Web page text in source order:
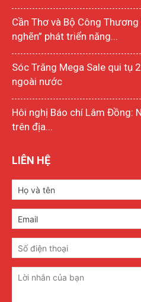
Cần Thơ và Bộ Công
nghẽn” phát triển năng...
Sóc Trăng Mega Sale qui tụ
ngoài nước
Hôi nghị Báo chí Lâm Đồng:
trên địa...
LIÊN HỆ